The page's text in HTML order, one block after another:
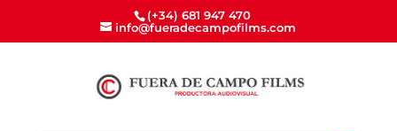
(+34) 681 947 470
info@fueradecampofilms.com